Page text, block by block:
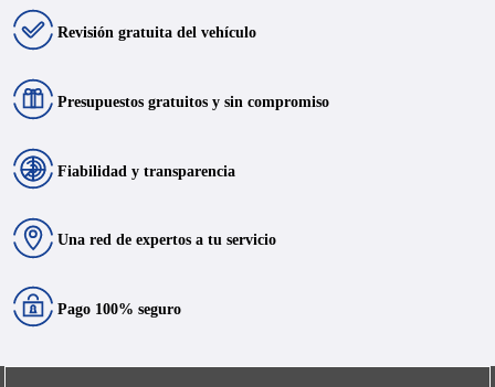
Revisión gratuita del vehículo
Presupuestos gratuitos y sin compromiso
Fiabilidad y transparencia
Una red de expertos a tu servicio
Pago 100% seguro